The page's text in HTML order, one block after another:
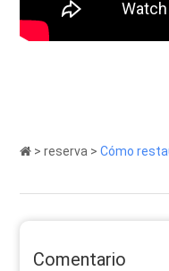
>reserva >Cómo
Comentario